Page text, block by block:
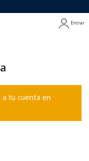
Entrar
tu cuenta en